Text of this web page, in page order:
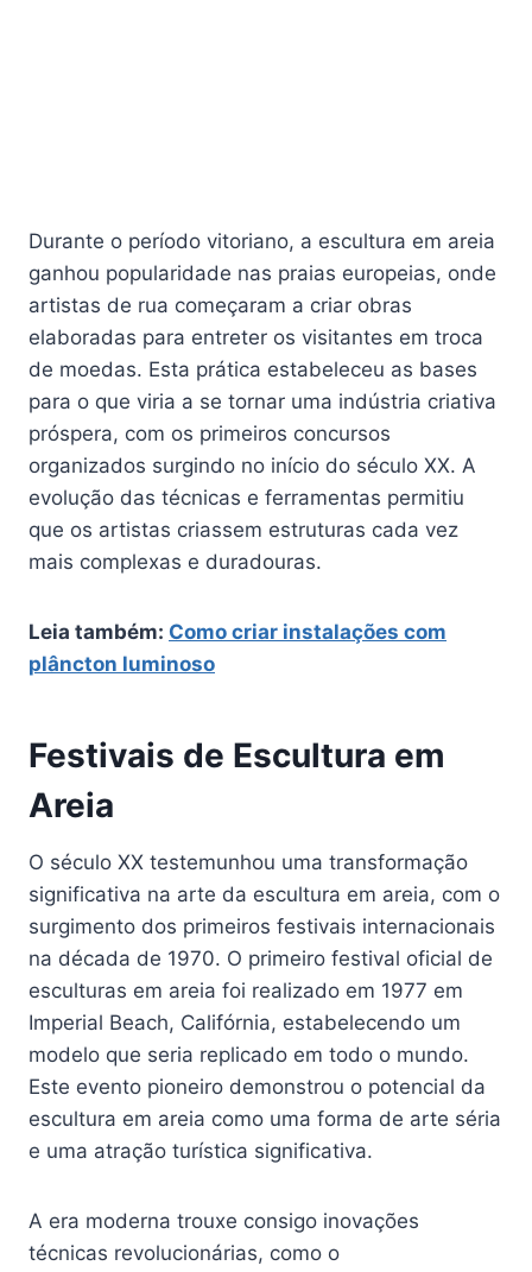
Durante o período vitoriano, a escultura em areia
ganhou popularidade nas praias europeias, onde
artistas de rua começaram a criar obras
elaboradas para entreter os visitantes em troca
de moedas. Esta prática estabeleceu as bases
para o que viria a se tornar uma indústria criativa
próspera, com os primeiros concursos
organizados surgindo no início do século XX. A
evolução das técnicas e ferramentas permitiu
que os artistas criassem estruturas cada vez
mais complexas e duradouras.
Leia também: Como criar instalações com
plâncton luminoso
Festivais de Escultura em
Areia
O século XX testemunhou uma transformação
significativa na arte da escultura em areia, com o
surgimento dos primeiros festivais internacionais
na década de 1970. O primeiro festival oficial de
esculturas em areia foi realizado em 1977 em
Imperial Beach, Califórnia, estabelecendo um
modelo que seria replicado em todo o mundo.
Este evento pioneiro demonstrou o potencial da
escultura em areia como uma forma de arte séria
e uma atração turística significativa.
A era moderna trouxe consigo inovações
técnicas revolucionárias, como o